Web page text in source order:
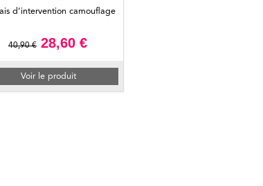
d’intervention camouflage
40,90 € 28,60 €
Voir le produit